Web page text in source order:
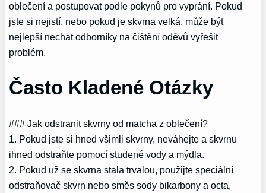
oblečení a postupovat podle pokynů pro vyprání. Pokud
jste si nejistí, nebo pokud je skvrna velká, může být
nejlepší nechat odborníky na čištění oděvů vyřešit
problém.
Často Kladené Otázky
### Jak odstranit skvrny od matcha z oblečení?
1. Pokud jste si hned všimli skvrny, neváhejte a skvrnu
ihned odstraňte pomocí studené vody a mýdla.
2. Pokud už se skvrna stala trvalou, použijte speciální
odstraňovač skvrn nebo směs sody bikarbony a octa,